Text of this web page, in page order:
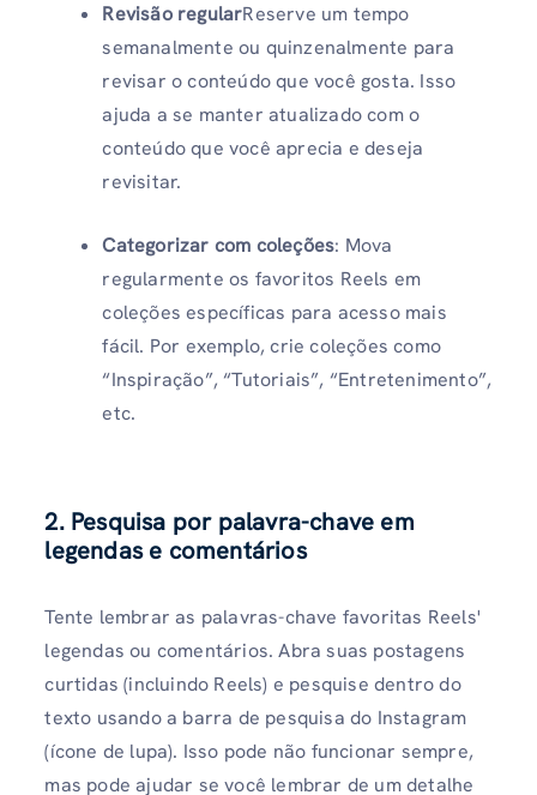
Revisão regularReserve um tempo
semanalmente ou quinzenalmente para
revisar o conteúdo que você gosta. Isso
ajuda a se manter atualizado com o
conteúdo que você aprecia e deseja
revisitar.
Categorizar com coleções: Mova
regularmente os favoritos Reels em
coleções específicas para acesso mais
fácil. Por exemplo, crie coleções como
“Inspiração”, “Tutoriais”, “Entretenimento”,
etc.
2. Pesquisa por palavra-chave em
legendas e comentários
Tente lembrar as palavras-chave favoritas Reels'
legendas ou comentários. Abra suas postagens
curtidas (incluindo Reels) e pesquise dentro do
texto usando a barra de pesquisa do Instagram
(ícone de lupa). Isso pode não funcionar sempre,
mas pode ajudar se você lembrar de um detalhe